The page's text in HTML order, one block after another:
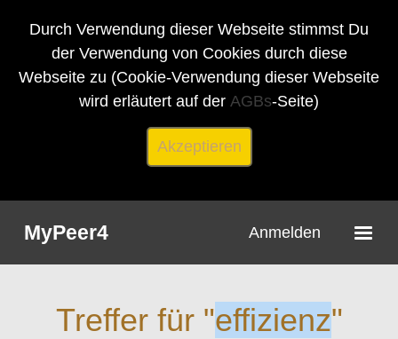
Durch Verwendung dieser Webseite stimmst Du
der Verwendung von Cookies durch diese
Webseite zu (Cookie-Verwendung dieser Webseite
wird erläutert auf der AGBs-Seite)
Akzeptieren
MyPeer4 Anmelden
Treffer für "effizienz"